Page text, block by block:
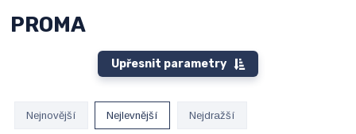
PROMA
Upřesnit parametry
Nejnovější Nejlevnější Nejdražší